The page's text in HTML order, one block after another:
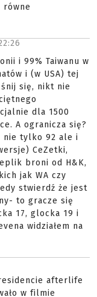
równe
i 99% Taiwanu w
i (w USA) tej
się, nikt nie
dla 1500
A ogranicza się?
nie tylko 92 ale i
CeZetki,
broni od H&K,
jak WA czy
stwierdź że jest
to gracze się
17, glocka 19 i
widziałem na
afterlife
w filmie